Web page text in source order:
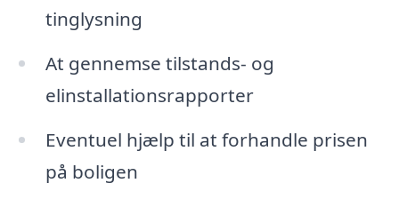
tinglysning
At gennemse tilstands- og
elinstallationsrapporter
Eventuel hjælp til at forhandle prisen
på boligen